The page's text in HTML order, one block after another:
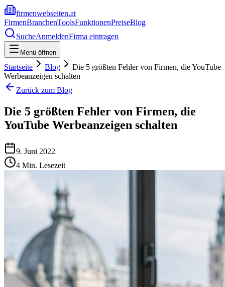
firmenwebseiten.at
FirmenBranchenToolsFunktionenPreiseBlog
SucheAnmeldenFirma eintragen
Menü öffnen
Startseite Blog
Die 5 größten Fehler von Firmen, die YouTube
Werbeanzeigen schalten
Zurück zum Blog
Die 5 größten Fehler von Firmen, die
YouTube Werbeanzeigen schalten
9. Juni 2022
4 Min. Lesezeit